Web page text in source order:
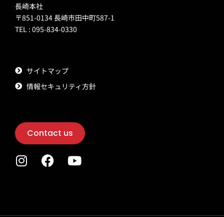
長崎本社
〒851-0134 長崎市田中町587-1
TEL : 095-834-0330
サイトマップ
情報セキュリティ方針
Contact us